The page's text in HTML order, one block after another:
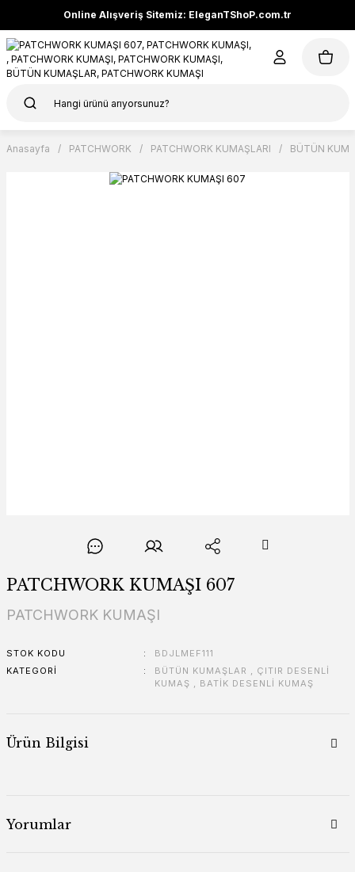
Online Alışveriş Sitemiz: EleganTShoP.com.tr
Anasayfa PATCHWORK PATCHWORK KUMAŞLARI BÜTÜN
PATCHWORK KUMAŞI 607
PATCHWORK KUMAŞI
STOK KODU
BDJLMEF111
KATEGORI
BÜTÜN KUMAŞLAR , ÇITIR DESENLİ
KUMAŞ , BATİK DESENLİ KUMAŞ
Ürün Bilgisi
Yorumlar